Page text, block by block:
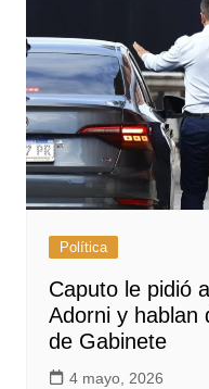
Política
Caputo le pidió
Adorni y hablan
de Gabinete
4 mayo, 2026